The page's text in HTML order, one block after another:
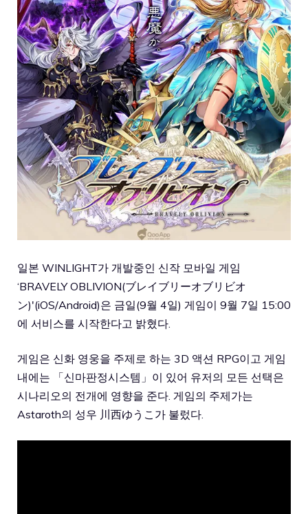
일본 WINLIGHT가 개발중인 신작 모바일 게임
‘BRAVELY OBLIVION(ブレイブリーオブリビオ
ン)'(iOS/Android)은 금일(9월 4일) 게임이 9월 7일 15:00
에 서비스를 시작한다고 밝혔다.
게임은 신화 영웅을 주제로 하는 3D 액션 RPG이고 게임
내에는 「신마판정시스템」이 있어 유저의 모든 선택은
시나리오의 전개에 영향을 준다. 게임의 주제가는
Astaroth의 성우 川西ゆうこ가 불렀다.